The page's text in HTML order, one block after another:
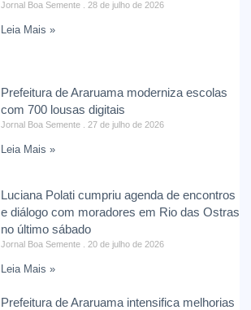
Jornal Boa Semente 28 de julho de 2026
Leia Mais »
Prefeitura de Araruama moderniza escolas
com 700 lousas digitais
Jornal Boa Semente 27 de julho de 2026
Leia Mais »
Luciana Polati cumpriu agenda de encontros
e diálogo com moradores em Rio das Ostras
no último sábado
Jornal Boa Semente 20 de julho de 2026
Leia Mais »
Prefeitura de Araruama intensifica melhorias